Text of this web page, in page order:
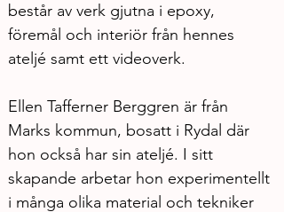
består av verk gjutna i epoxy,
föremål och interiör från hennes
ateljé samt ett videoverk.
Ellen Tafferner Berggren är från
Marks kommun, bosatt i Rydal där
hon också har sin ateljé. I sitt
skapande arbetar hon experimentellt
i många olika material och tekniker